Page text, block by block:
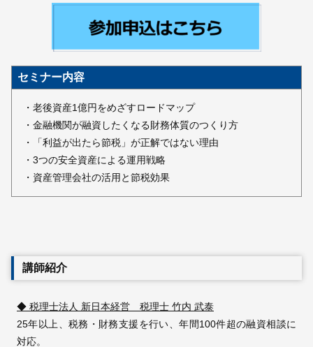
セミナー内容
・老後資産1億円をめざすロードマップ
・金融機関が融資したくなる財務体質のつくり方
・「利益が出たら節税」が正解ではない理由
・3つの安全資産による運用戦略
・資産管理会社の活用と節税効果
講師紹介
◆ 税理士法人 新日本経営 税理士 竹内 武泰
25年以上、税務・財務支援を行い、年間100件超の融資相談に
対応。